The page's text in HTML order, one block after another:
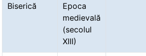
Biserică
Epoca
medievală
(secolul
XIII)